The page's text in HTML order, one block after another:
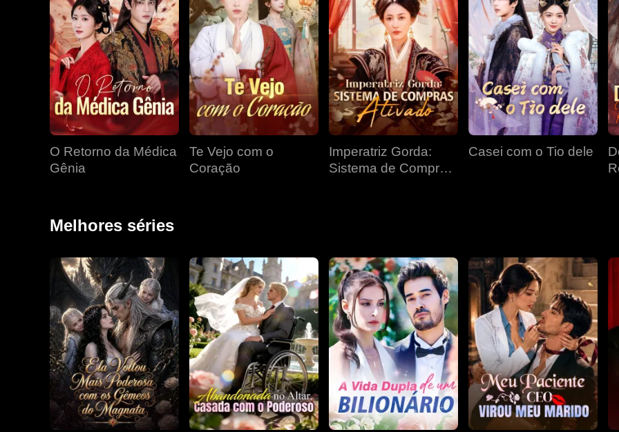
O Retorno da Médica
Gênia
Te Vejo com o
Coração
Imperatriz Gorda:
Sistema de Compras
Casei com o Tio dele
Melhores séries